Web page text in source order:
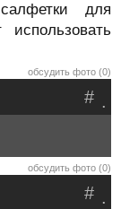
для
обсудить фото (0)
.
#
обсудить фото (0)
.
#